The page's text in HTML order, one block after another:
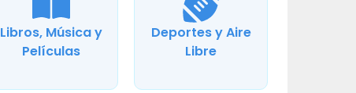
Libros, Música y
Películas
Deportes y Aire
Libre